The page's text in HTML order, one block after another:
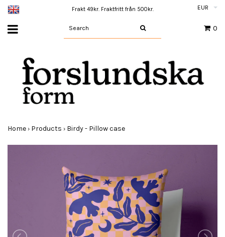
Frakt 49kr. Fraktfritt från 500kr. EUR
0
Home › Products › Birdy - Pillow case